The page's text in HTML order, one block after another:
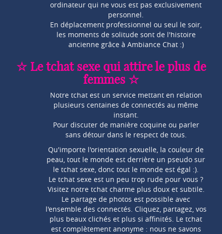
ordinateur qui ne vous est pas exclusivement
personnel.
En déplacement professionnel ou seul le soir,
les moments de solitude sont de l'histoire
ancienne grâce à Ambiance Chat :)
☆ Le tchat sexe qui attire le plus de
femmes ☆
Notre tchat est un service mettant en relation
plusieurs centaines de connectés au même
instant.
Pour discuter de manière coquine ou parler
sans détour dans le respect de tous.
Qu'importe l'orientation sexuelle, la couleur de
peau, tout le monde est derrière un pseudo sur
le tchat sexe, donc tout le monde est égal :).
Le tchat sexe est un peu trop rude pour vous ?
Visitez notre tchat charme plus doux et subtile.
Le partage de photos est possible avec
l'ensemble des connectés. Cliquez, partagez, vos
plus beaux clichés et plus si affinités. Le tchat
est complètement anonyme : nous ne savons